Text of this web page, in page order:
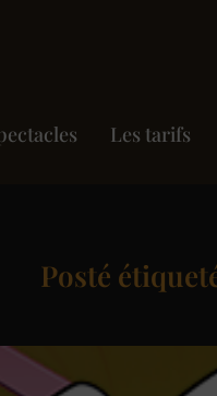
Les tarifs
Posté